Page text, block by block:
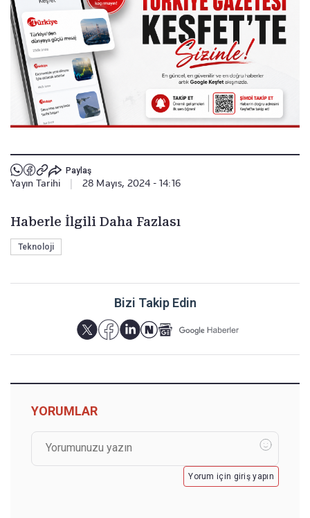
Paylaş
Yayın Tarihi 28 Mayıs, 2024 - 14:16
Haberle İlgili Daha Fazlası
Teknoloji
Bizi Takip Edin
YORUMLAR
Yorum için giriş yapın